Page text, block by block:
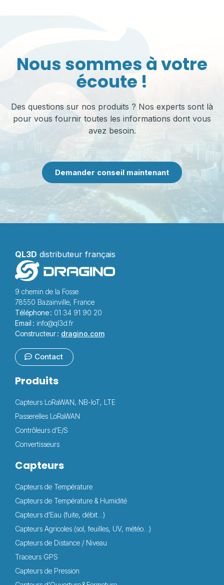
Nous sommes à votre
écoute !
Des questions sur nos produits ? Nos experts sont là
pour vous fournir toutes les informations dont vous
avez besoin.
Demander conseil maintenant
QL3D distributeur français
9 chemin de la Fosse
78550 Bazainville, France
Téléphone : 01 34 91 90 20
Email : info@ql3d.fr
Constructeur : dragino.com
Contact
Produits
Capteurs LoRaWAN, NB-IoT, LTE
Passerelles LoRaWAN
Contrôleurs d’E/S
Convertisseurs
Capteurs
Capteurs de Température
Capteurs de Température & Humidité
Capteurs d'Eau (fuite, débit…)
Capteurs Agricoles (sol, feuilles, UV, météo…)
Capteurs de Distance / Niveau
Traceurs GPS
Capteurs de Pression